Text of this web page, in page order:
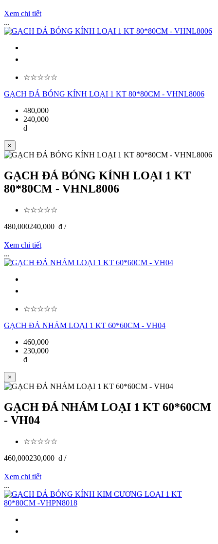
Xem chi tiết
...
☆☆☆☆☆
GẠCH ĐÁ BÓNG KÍNH LOẠI 1 KT 80*80CM - VHNL8006
480,000
240,000
đ
×
GẠCH ĐÁ BÓNG KÍNH LOẠI 1 KT
80*80CM - VHNL8006
☆☆☆☆☆
480,000240,000 đ /
Xem chi tiết
...
☆☆☆☆☆
GẠCH ĐÁ NHÁM LOẠI 1 KT 60*60CM - VH04
460,000
230,000
đ
×
GẠCH ĐÁ NHÁM LOẠI 1 KT 60*60CM
- VH04
☆☆☆☆☆
460,000230,000 đ /
Xem chi tiết
...